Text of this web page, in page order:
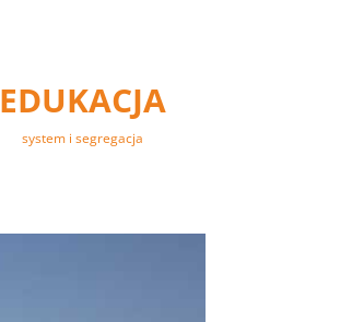
EDUKACJA
system i segregacja